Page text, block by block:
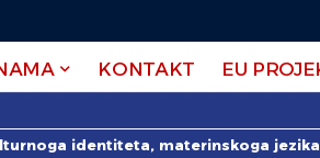
KONTAKT EU
identiteta, materinskoga